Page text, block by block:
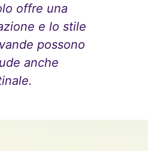
offre una
e lo stile
possono
anche